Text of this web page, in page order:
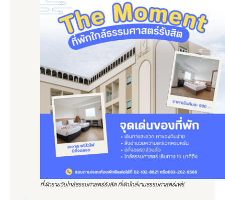
ที่พักรายวันใกล้ธรรมศาสตร์รังสิต ที่พักใกล้งานธรรมศาสตร์แฟร์